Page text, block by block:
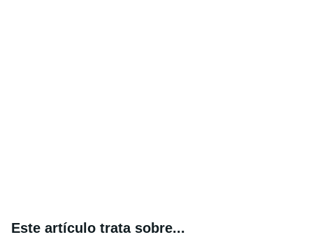
Este artículo trata sobre...